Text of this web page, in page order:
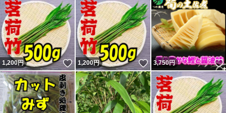
1,200円 いいね！
1,200円 いいね！
3,750円